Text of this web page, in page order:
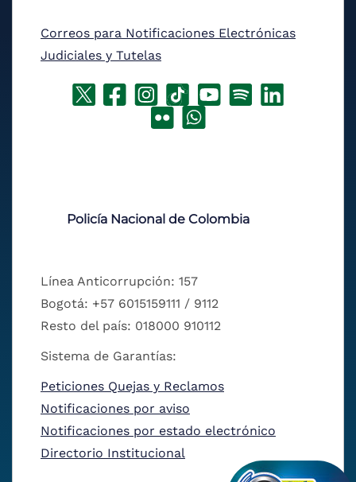
Correos para Notificaciones Electrónicas
Judiciales y Tutelas
Policía Nacional de Colombia
Línea Anticorrupción: 157
Bogotá: +57 6015159111 / 9112
Resto del país: 018000 910112
Sistema de Garantías:
Peticiones Quejas y Reclamos
Notificaciones por aviso
Notificaciones por estado electrónico
Directorio Institucional